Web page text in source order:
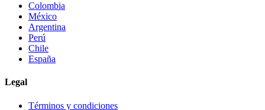
Colombia
México
Argentina
Perú
Chile
España
Legal
Términos y condiciones